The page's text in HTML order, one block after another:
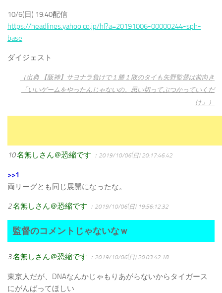
10/6(日) 19:40配信
https://headlines.yahoo.co.jp/hl?a=20191006-00000244-sph-
base
ダイジェスト
（出典 【阪神】サヨナラ負けで１勝１敗のタイも矢野監督は前向き
「いいゲームをやったんじゃないの。思い切ってぶつかっていくだ
け」）
10名無しさん＠恐縮です ：2019/10/06(日) 20:17:46.42
>>1
両リーグとも同じ展開になったな。
2名無しさん＠恐縮です ：2019/10/06(日) 19:56:12.32
監督のコメントじゃないなｗ
3名無しさん＠恐縮です ：2019/10/06(日) 20:03:42.18
東京人だが、DNAなんかじゃもりあがらないからタイガース
にがんばってほしい